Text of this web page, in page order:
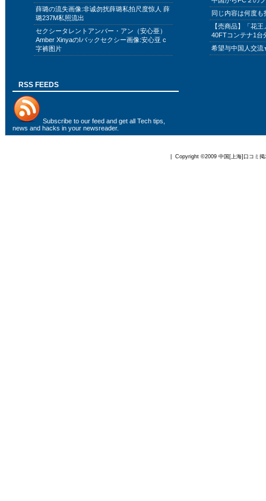
薛璐の流失画像:非诚勿扰薛璐私拍尺度惊人 薛
璐237M私照流出
セクシータレントアンバー・アン（安心亜）
Amber XinyaのIバックセクシー画像:安心亚 c
字裤图片
同じ内容は何度
【売商品】「花
40FTコンテナ1台
希望与中国人交
RSS FEEDS
Subscribe to our feed and get all Tech tips,
news and hacks in your newsreader.
| Copyright ©2009 中国[上海]口コミ掲